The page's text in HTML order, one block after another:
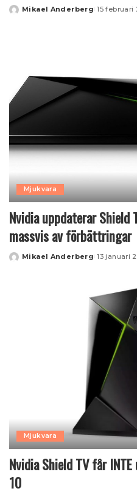
Posted
Mikael Anderberg 15 februari
Mjukvara
Nvidia uppdaterar Shield
massvis av förbättringar
Posted
Mikael Anderberg 13 januari
Mjukvara
Nvidia Shield TV får
10